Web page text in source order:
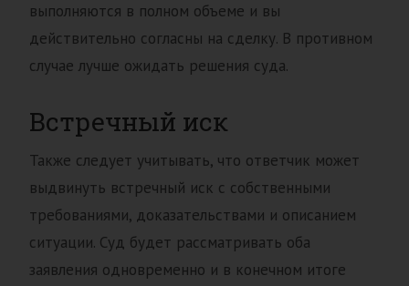
выполняются в полном объеме и вы
действительно согласны на сделку. В противном
случае лучше ожидать решения суда.
Встречный иск
Также следует учитывать, что ответчик может
выдвинуть встречный иск с собственными
требованиями, доказательствами и описанием
ситуации. Суд будет рассматривать оба
заявления одновременно и в конечном итоге